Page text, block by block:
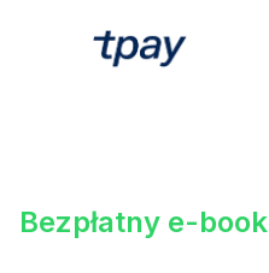
Bezpłatny e-book